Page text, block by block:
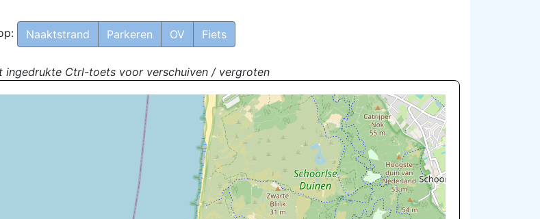
Naaktstrand Parkeren OV Fiets
ingedrukte Ctrl-toets voor verschuiven / vergroten